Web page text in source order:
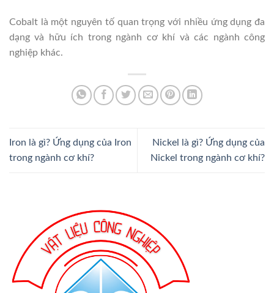
Cobalt là một nguyên tố quan trọng với nhiều ứng dụng đa
dạng và hữu ích trong ngành cơ khí và các ngành công
nghiệp khác.
Iron là gì? Ứng dụng của Iron
trong ngành cơ khí?
Nickel là gì? Ứng dụng của
Nickel trong ngành cơ khí?